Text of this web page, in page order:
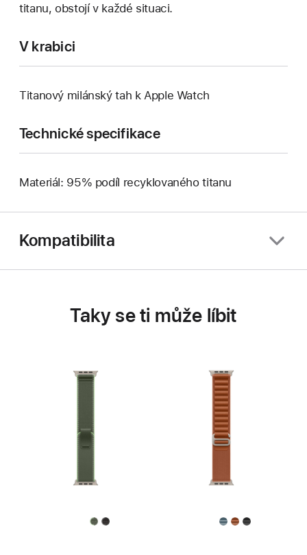
titanu, obstojí v každé situaci.
V krabici
Titanový milánský tah k Apple Watch
Technické specifikace
Materiál: 95% podíl recyklovaného titanu
Kompatibilita
Taky se ti může líbit